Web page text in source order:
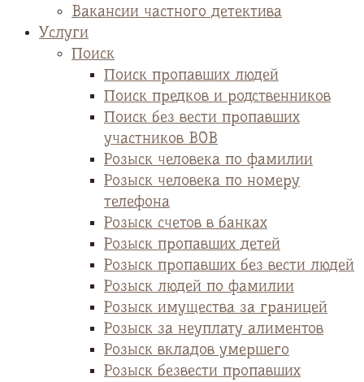
Вакансии частного детектива
Услуги
Поиск
Поиск пропавших людей
Поиск предков и родственников
Поиск без вести пропавших
участников ВОВ
Розыск человека по фамилии
Розыск человека по номеру
телефона
Розыск счетов в банках
Розыск пропавших детей
Розыск пропавших без вести людей
Розыск людей по фамилии
Розыск имущества за границей
Розыск за неуплату алиментов
Розыск вкладов умершего
Розыск безвести пропавших